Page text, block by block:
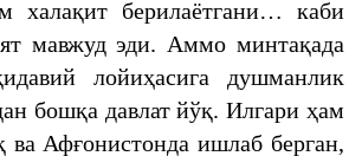
халақит берилаётгани… каби
мавжуд эди. Аммо минтақада
лойиҳасига душманлик
бошқа давлат йўқ. Илгари ҳам
Афғонистонда ишлаб берган,